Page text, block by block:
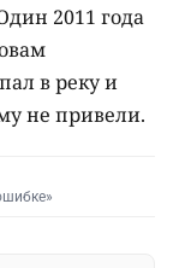
2011 года
в реку и
не привели.